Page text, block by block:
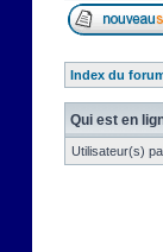
Index du
Qui est en
Utilisateur(s)